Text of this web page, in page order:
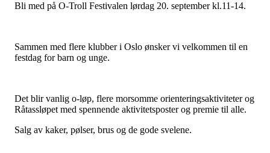
Bli med på O-Troll Festivalen lørdag 20. september kl.11-14.
Sammen med flere klubber i Oslo ønsker vi velkommen til en
festdag for barn og unge.
Det blir vanlig o-løp, flere morsomme orienteringsaktiviteter og
Råtassløpet med spennende aktivitetsposter og premie til alle.
Salg av kaker, pølser, brus og de gode svelene.